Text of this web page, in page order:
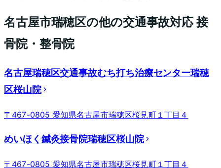
名古屋市瑞穂区の他の交通事故対応 接
骨院・整骨院
名古屋瑞穂区交通事故むち打ち治療センター瑞穂
区桜山院
〒467-0805 愛知県名古屋市瑞穂区桜見町１丁目４
めいほく鍼灸接骨院瑞穂区桜山院
〒467-0805 愛知県名古屋市瑞穂区桜見町１丁目４